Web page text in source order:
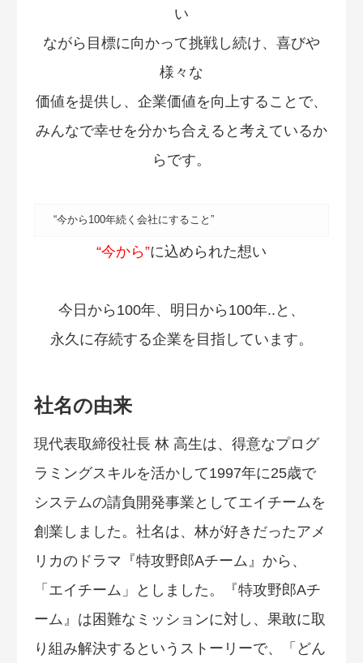
い
ながら目標に向かって挑戦し続け、喜びや
様々な
価値を提供し、企業価値を向上することで、
みんなで幸せを分かち合えると考えているか
らです。
“今から100年続く会社にすること”
“今から”に込められた想い
今日から100年、明日から100年..と、
永久に存続する企業を目指しています。
社名の由来
現代表取締役社長 林 高生は、得意なプログ
ラミングスキルを活かして1997年に25歳で
システムの請負開発事業としてエイチームを
創業しました。社名は、林が好きだったアメ
リカのドラマ『特攻野郎Aチーム』から、
「エイチーム」としました。『特攻野郎Aチ
ーム』は困難なミッションに対し、果敢に取
り組み解決するというストーリーで、「どん